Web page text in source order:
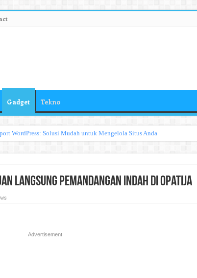
Gadget Tekno
WordPress: Solusi Mudah untuk Mengelola Situs Anda
Langsung Pemandangan Indah di Opatija
Advertisement